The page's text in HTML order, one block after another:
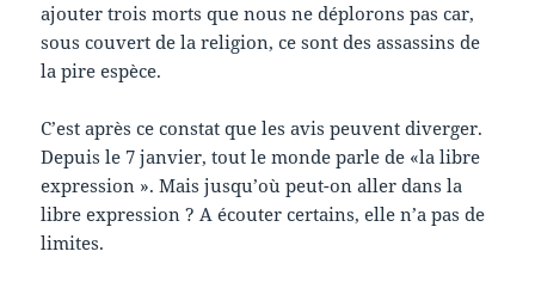
ajouter trois morts que nous ne déplorons pas car,
sous couvert de la religion, ce sont des assassins de
la pire espèce.
C’est après ce constat que les avis peuvent diverger.
Depuis le 7 janvier, tout le monde parle de «la libre
expression ». Mais jusqu’où peut-on aller dans la
libre expression ? A écouter certains, elle n’a pas de
limites.